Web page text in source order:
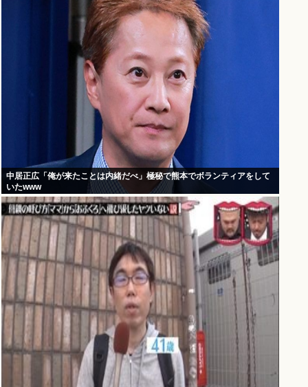
中居正広「俺が来たことは内緒だべ」極秘で熊本でボランティアをして
いたwww